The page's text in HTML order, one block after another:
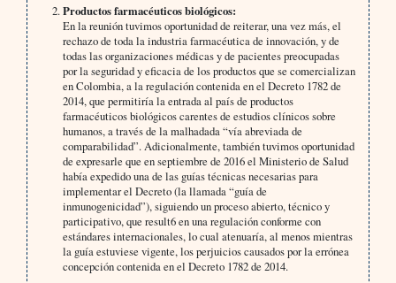
Productos farmacéuticos biológicos:
En la reunión tuvimos oportunidad de reiterar, una vez más, el
rechazo de toda la industria farmacéutica de innovación, y de
todas las organizaciones médicas y de pacientes preocupadas
por la seguridad y eficacia de los productos que se comercializan
en Colombia, a la regulación contenida en el Decreto 1782 de
2014, que permitiría la entrada al país de productos
farmacéuticos biológicos carentes de estudios clínicos sobre
humanos, a través de la malhadada “vía abreviada de
comparabilidad”. Adicionalmente, también tuvimos oportunidad
de expresarle que en septiembre de 2016 el Ministerio de Salud
había expedido una de las guías técnicas necesarias para
implementar el Decreto (la llamada “guía de
inmunogenicidad”), siguiendo un proceso abierto, técnico y
participativo, que result6 en una regulación conforme con
estándares internacionales, lo cual atenuaría, al menos mientras
la guía estuviese vigente, los perjuicios causados por la errónea
concepción contenida en el Decreto 1782 de 2014.